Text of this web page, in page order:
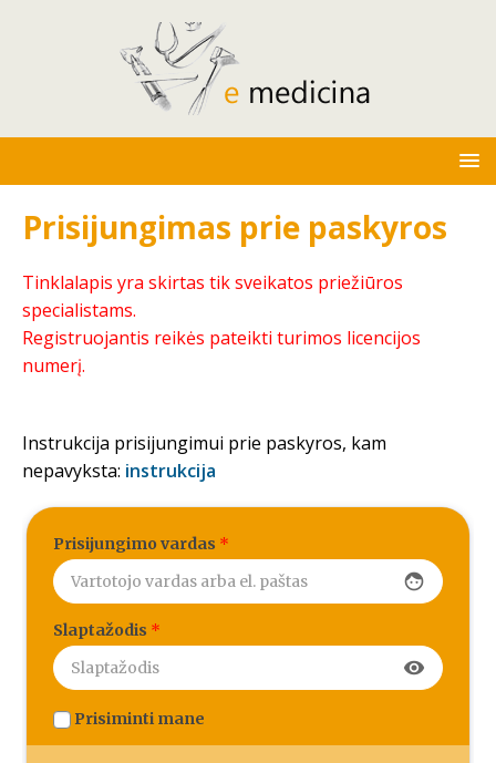
Prisijungimas prie paskyros
Tinklalapis yra skirtas tik sveikatos priežiūros
specialistams.
Registruojantis reikės pateikti turimos licencijos
numerį.
Instrukcija prisijungimui prie paskyros, kam
nepavyksta: instrukcija
Prisijungimo vardas *
face
Slaptažodis *
visibility
Prisiminti mane